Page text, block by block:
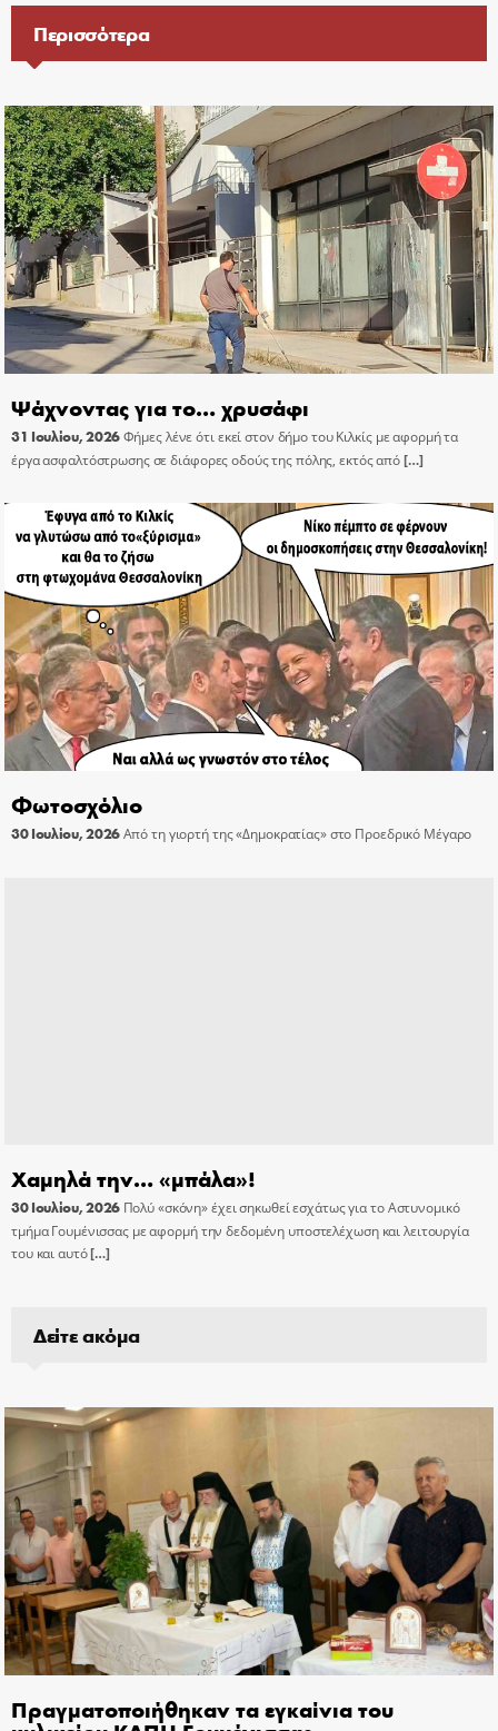
Περισσότερα
Ψάχνοντας για το… χρυσάφι
31 Ιουλίου, 2026Φήμες λένε ότι εκεί στον δήμο του Κιλκίς με αφορμή τα
έργα ασφαλτόστρωσης σε διάφορες οδούς της πόλης, εκτός από[…]
Φωτοσχόλιο
30 Ιουλίου, 2026Από τη γιορτή της «Δημοκρατίας» στο Προεδρικό Μέγαρο
Χαμηλά την… «μπάλα»!
30 Ιουλίου, 2026 Πολύ «σκόνη» έχει σηκωθεί εσχάτως για το Αστυνομικό
τμήμα Γουμένισσας με αφορμή την δεδομένη υποστελέχωση και λειτουργία
του και αυτό[…]
Δείτε ακόμα
Πραγματοποιήθηκαν τα εγκαίνια του